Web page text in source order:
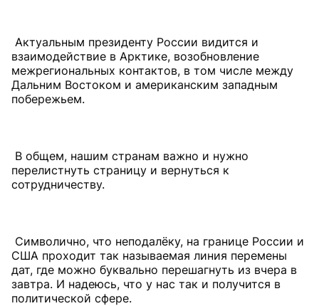
Актуальным президенту России видится и
взаимодействие в Арктике, возобновление
межрегиональных контактов, в том числе между
Дальним Востоком и американским западным
побережьем.
В общем, нашим странам важно и нужно
перелистнуть страницу и вернуться к
сотрудничеству.
Символично, что неподалёку, на границе России и
США проходит так называемая линия перемены
дат, где можно буквально перешагнуть из вчера в
завтра. И надеюсь, что у нас так и получится в
политической сфере.